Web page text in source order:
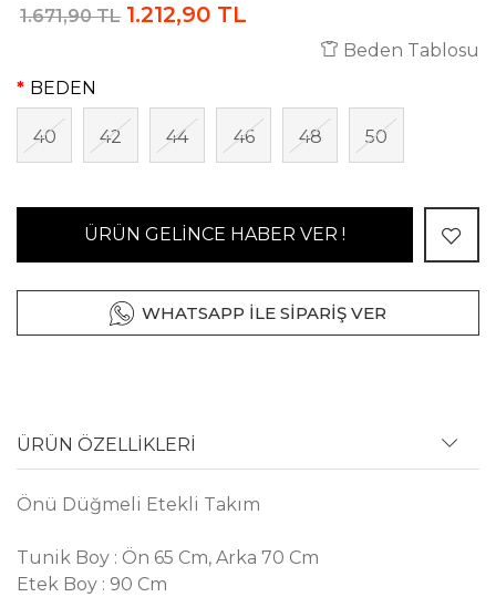
1.671,90 TL 1.212,90 TL
Beden Tablosu
BEDEN
40 42 44 46 48 50
ÜRÜN GELİNCE HABER VER !
WHATSAPP İLE SİPARİŞ VER
ÜRÜN ÖZELLİKLERİ
Önü Düğmeli Etekli Takım
Tunik Boy : Ön 65 Cm, Arka 70 Cm
Etek Boy : 90 Cm